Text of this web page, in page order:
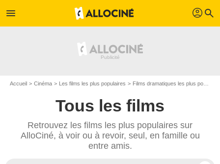
menu profil search
Accueil Cinéma Les films les plus populaires Films dramatiques les plus populaires
Tous les films
Retrouvez les films les plus populaires sur
AlloCiné, à voir ou à revoir, seul, en famille ou
entre amis.